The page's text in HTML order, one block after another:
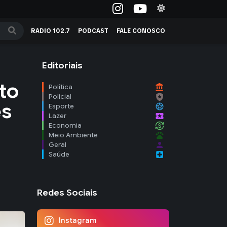
RADIO 102.7 PODCAST FALE CONOSCO
Editoriais
Política account_balance
Policial local_police
Esporte sports_soccer
Lazer local_activity
Economia currency_exchange
Meio Ambiente pets
Geral person
Saúde local_hospital
Redes Sociais
Instagram